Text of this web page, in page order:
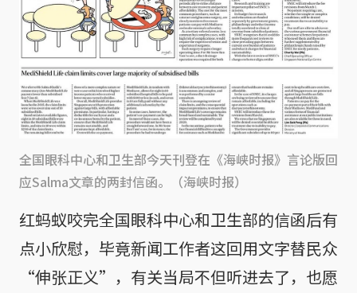
全国眼科中心和卫生部今天刊登在《海峡时报》言论版回
应Salma文章的两封信函。（海峡时报）
红蚂蚁咬完全国眼科中心和卫生部的信函后有
点小欣慰，毕竟新闻工作者这回用文字替民众
“伸张正义”，有关当局不但听进去了，也愿